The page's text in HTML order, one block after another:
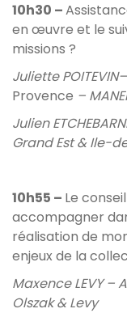
10h30 –
en œuvre et le
missions ?
Juliette
Provence –
Julien
Grand Est & Ile-
10h55 – Le
accompagner
réalisation de
enjeux de la
Maxence LEVY
Olszak & Levy